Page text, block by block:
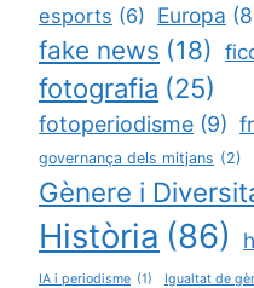
esports (6) Europa
fake news (18)
fotografia (25)
fotoperiodisme (9)
governança dels mitjans (2)
Gènere i
Història (86)
IA i periodisme (1) Igualtat de